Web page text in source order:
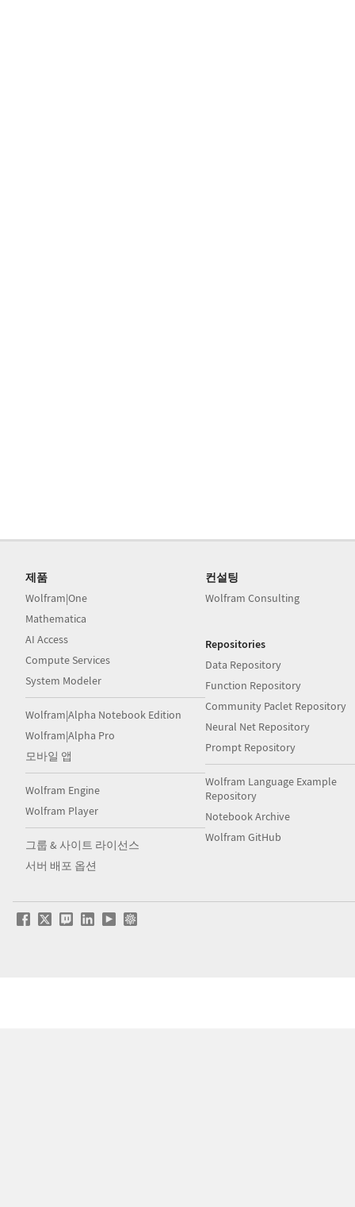
제품
Wolfram|One
Mathematica
AI Access
Compute Services
System Modeler
Wolfram|Alpha Notebook Edition
Wolfram|Alpha Pro
모바일 앱
Wolfram Engine
Wolfram Player
그룹 & 사이트 라이선스
서버 배포 옵션
컨설팅
Wolfram Consulting
Repositories
Data Repository
Function Repository
Community Paclet Repository
Neural Net Repository
Prompt Repository
Wolfram Language Example
Repository
Notebook Archive
Wolfram GitHub